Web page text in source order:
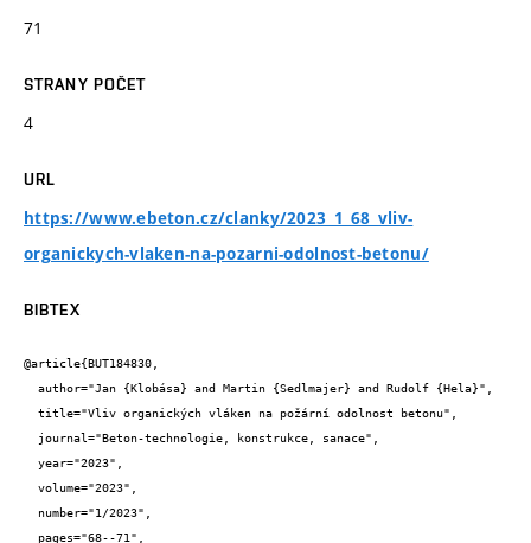
71
STRANY POČET
4
URL
https://www.ebeton.cz/clanky/2023_1_68_vliv-
organickych-vlaken-na-pozarni-odolnost-betonu/
BIBTEX
@article{BUT184830,